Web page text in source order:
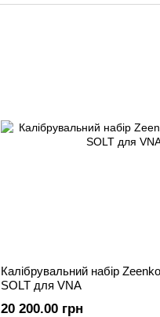
Калібрувальний набір
SOLT для VNA
20 200.00 грн